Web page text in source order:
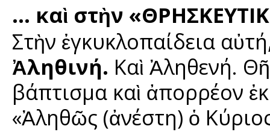
… καὶ στὴν
Στὴν ἐγκυκλοπαίδεια
Ἀληθινή. Καὶ Ἀληθενή.
βάπτισμα καὶ ἀπορρέον
«Ἀληθῶς (ἀνέστη) ὁ